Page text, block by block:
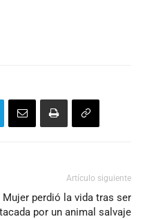
Artículo siguiente
Mujer perdió la vida tras ser
por un animal salvaje